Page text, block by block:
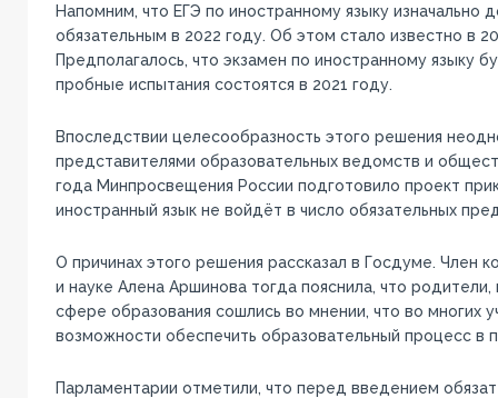
Напомним, что ЕГЭ по иностранному языку изначально
обязательным в 2022 году. Об этом стало известно в
Предполагалось, что экзамен по иностранному языку
пробные испытания состоятся в 2021 году.
Впоследствии целесообразность этого решения
представителями образовательных ведомств и
года Минпросвещения России подготовило проект
иностранный язык не войдёт в число обязательных
О причинах этого решения рассказал в Госдуме. Член
и науке Алена Аршинова тогда пояснила, что родители,
сфере образования сошлись во мнении, что во многих
возможности обеспечить образовательный процесс в
Парламентарии отметили, что перед введением